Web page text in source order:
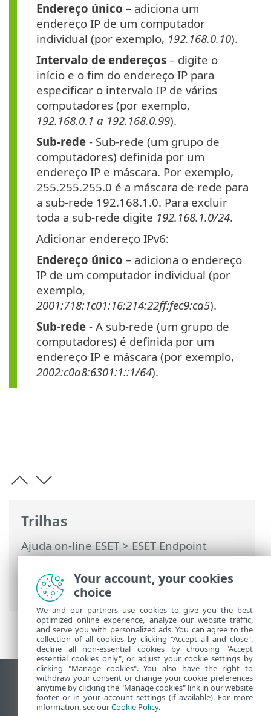
Trilhas
Ajuda on-line ESET>ESET Endpoint
Antivirus>Configuração avançada>
Proteções>Proteção de acesso à rede>
Conjuntos de IP
Endereço único – adiciona um
endereço IP de um computador
individual (por exemplo, 192.168.0.10).
Intervalo de endereços – digite o
início e o fim do endereço IP para
especificar o intervalo IP de vários
computadores (por exemplo,
192.168.0.1 a 192.168.0.99).
Sub-rede - Sub-rede (um grupo de
computadores) definida por um
endereço IP e máscara. Por exemplo,
255.255.255.0 é a máscara de rede para
a sub-rede 192.168.1.0. Para excluir
toda a sub-rede digite 192.168.1.0/24.
Adicionar endereço IPv6:
Endereço único – adiciona o endereço
IP de um computador individual (por
exemplo,
2001:718:1c01:16:214:22ff:fec9:ca5).
Sub-rede - A sub-rede (um grupo de
computadores) é definida por um
endereço IP e máscara (por exemplo,
2002:c0a8:6301:1::1/64).
Ver site para desktop
End of Life
Your account, your cookies
choice
We and our partners use cookies to give you the best
optimized online experience, analyze our website traffic,
and serve you with personalized ads. You can agree to the
collection of all cookies by clicking "Accept all and close",
decline all non-essential cookies by choosing "Accept
essential cookies only", or adjust your cookie settings by
clicking "Manage cookies". You also have the right to
withdraw your consent or change your cookie preferences
anytime by clicking the "Manage cookies" link in our website
footer or in your account settings (if available). For more
information, see ourCookie Policy.